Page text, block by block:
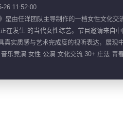
26 11:52:00
是由任洋团队主导制作的一档女性文化
在发生”的当代女性综艺。节目邀请来自
真实质感与艺术完成度的视听表达，展现
音乐竞演 女性 公演 文化交流 30+ 庄法 青